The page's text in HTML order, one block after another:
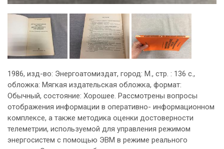
1986, изд-во: Энергоатомиздат, город: М., стр. : 136 с.,
обложка: Мягкая издательская обложка, формат:
Обычный, состояние: Хорошее. Рассмотрены вопросы
отображения информации в оперативно- информационном
комплексе, а также методика оценки достоверности
телеметрии, используемой для управления режимом
энергосистем с помощью ЭВМ в режиме реального